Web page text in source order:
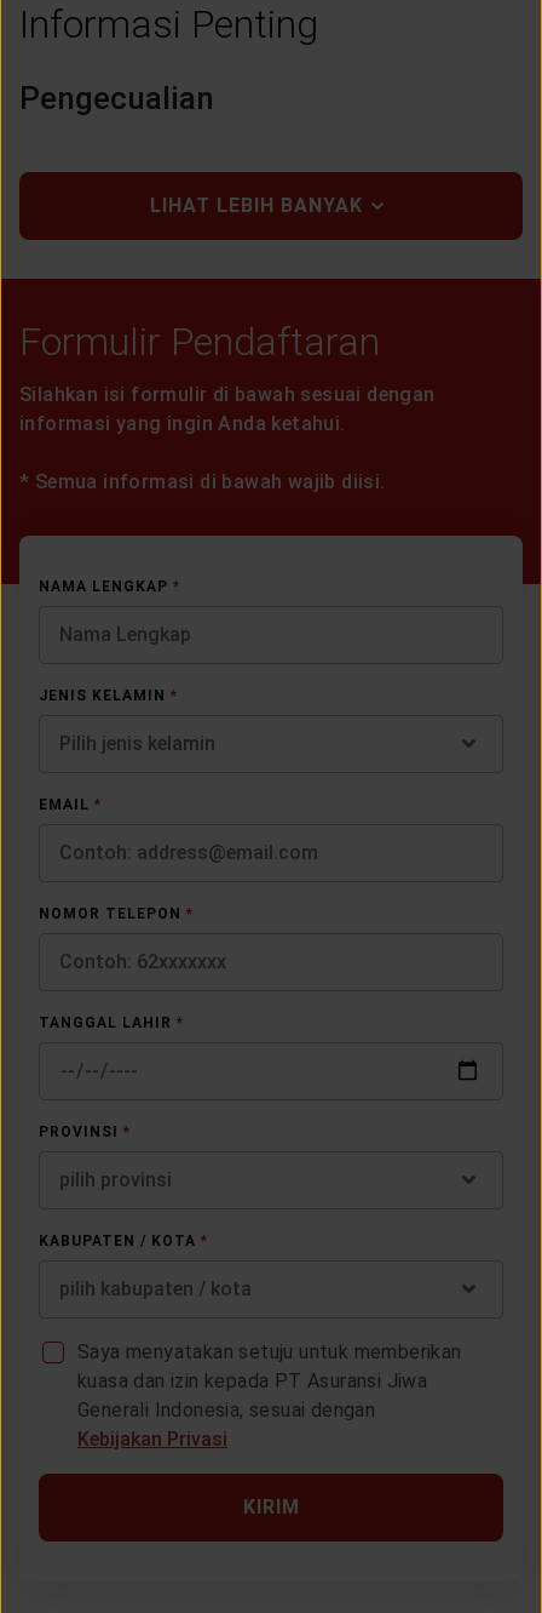
Informasi Penting
Pengecualian
LIHAT LEBIH BANYAK
Formulir Pendaftaran
Silahkan isi formulir di bawah sesuai dengan
informasi yang ingin Anda ketahui.
* Semua informasi di bawah wajib diisi.
NAMA LENGKAP *
JENIS KELAMIN *
Pilih jenis kelamin
EMAIL *
NOMOR TELEPON *
TANGGAL LAHIR *
PROVINSI *
pilih provinsi
KABUPATEN / KOTA *
pilih kabupaten / kota
Saya menyatakan setuju untuk memberikan
kuasa dan izin kepada PT Asuransi Jiwa
Generali Indonesia, sesuai dengan
Kebijakan Privasi
KIRIM